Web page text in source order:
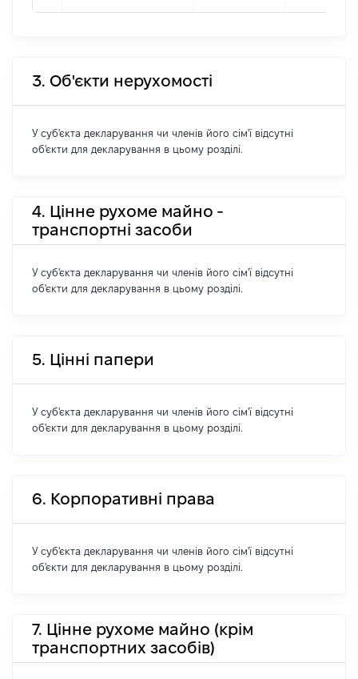
3. Об'єкти нерухомості
У суб'єкта декларування чи членів його сім'ї відсутні
об'єкти для декларування в цьому розділі.
4. Цінне рухоме майно -
транспортні засоби
У суб'єкта декларування чи членів його сім'ї відсутні
об'єкти для декларування в цьому розділі.
5. Цінні папери
У суб'єкта декларування чи членів його сім'ї відсутні
об'єкти для декларування в цьому розділі.
6. Корпоративні права
У суб'єкта декларування чи членів його сім'ї відсутні
об'єкти для декларування в цьому розділі.
7. Цінне рухоме майно (крім
транспортних засобів)